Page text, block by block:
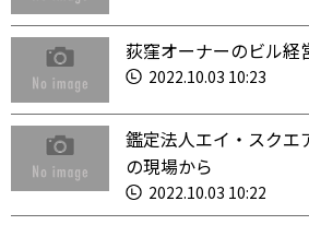
荻窪オーナーのビル経
2022.10.03 10:23
鑑定法人エイ・スクエ
の現場から
2022.10.03 10:22